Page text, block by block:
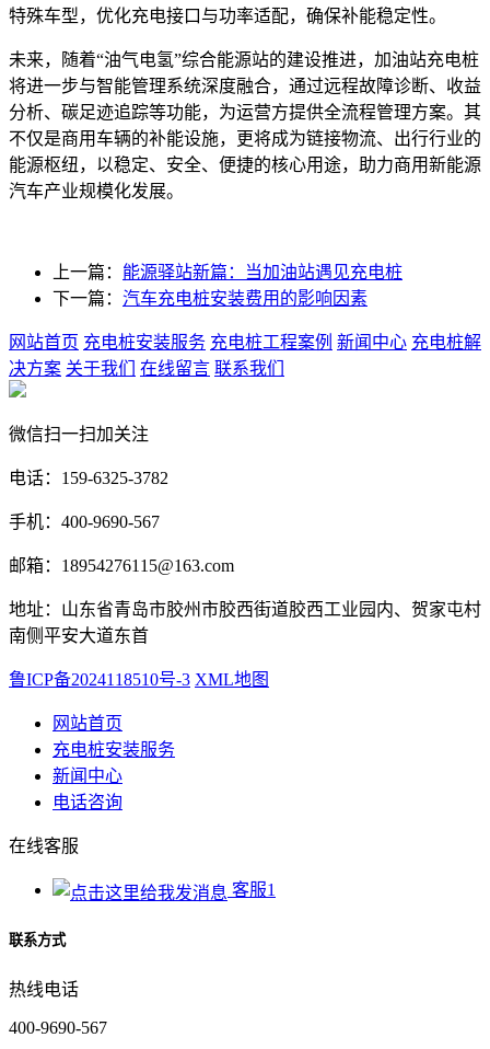
特殊车型，优化充电接口与功率适配，确保补能稳定性。
未来，随着“油气电氢”综合能源站的建设推进，加油站充电桩
将进一步与智能管理系统深度融合，通过远程故障诊断、收益
分析、碳足迹追踪等功能，为运营方提供全流程管理方案。其
不仅是商用车辆的补能设施，更将成为链接物流、出行行业的
能源枢纽，以稳定、安全、便捷的核心用途，助力商用新能源
汽车产业规模化发展。
上一篇： 能源驿站新篇：当加油站遇见充电桩
下一篇： 汽车充电桩安装费用的影响因素
网站首页 充电桩安装服务 充电桩工程案例 新闻中心 充电桩解
决方案 关于我们 在线留言 联系我们
微信扫一扫加关注
电话：159-6325-3782
手机：400-9690-567
邮箱：18954276115@163.com
地址：山东省青岛市胶州市胶西街道胶西工业园内、贺家屯村
南侧平安大道东首
鲁ICP备2024118510号-3 XML地图
网站首页
充电桩安装服务
新闻中心
电话咨询
在线客服
客服1
联系方式
热线电话
400-9690-567